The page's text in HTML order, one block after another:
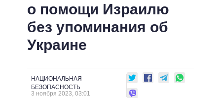
ОБЗОРЫ
ДАЙДЖЕСТЫ
ПРЕЗИДЕНТ И ОФИС
ВЕРХОВНАЯ РАДА
КАБИНЕТ МИНИСТРОВ
ГЛАВЫ ОБЛАДМИНИСТРАЦИЙ
МЭРЫ
ВСЕ ПЕРСОНЫ
ВИДЕО
о помощи Израилю
без упоминания об
Украине
НАЦИОНАЛЬНАЯ
БЕЗОПАСНОСТЬ
3 ноября 2023, 03:01